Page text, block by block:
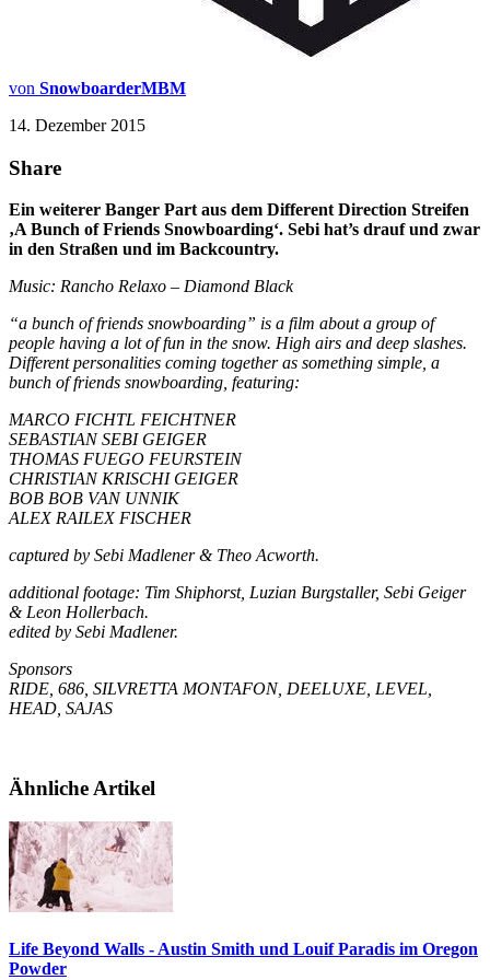
von SnowboarderMBM
14. Dezember 2015
Share
Ein weiterer Banger Part aus dem Different Direction Streifen
‚A Bunch of Friends Snowboarding‘. Sebi hat’s drauf und zwar
in den Straßen und im Backcountry.
Music: Rancho Relaxo – Diamond Black
“a bunch of friends snowboarding” is a film about a group of
people having a lot of fun in the snow. High airs and deep slashes.
Different personalities coming together as something simple, a
bunch of friends snowboarding, featuring:
MARCO FICHTL FEICHTNER
SEBASTIAN SEBI GEIGER
THOMAS FUEGO FEURSTEIN
CHRISTIAN KRISCHI GEIGER
BOB BOB VAN UNNIK
ALEX RAILEX FISCHER
captured by Sebi Madlener & Theo Acworth.
additional footage: Tim Shiphorst, Luzian Burgstaller, Sebi Geiger
& Leon Hollerbach.
edited by Sebi Madlener.
Sponsors
RIDE, 686, SILVRETTA MONTAFON, DEELUXE, LEVEL,
HEAD, SAJAS
Ähnliche Artikel
Life Beyond Walls - Austin Smith und Louif Paradis im Oregon
Powder